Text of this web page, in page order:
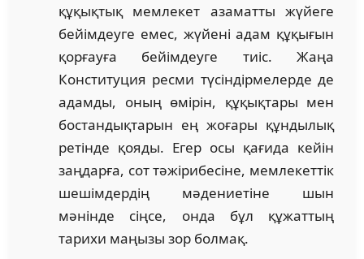
құқықтық мемлекет азаматты жүйеге
бейімдеуге емес, жүйені адам құқығын
қорғауға бейімдеуге тиіс. Жаңа
Конституция ресми түсіндірмелерде де
адамды, оның өмірін, құқықтары мен
бостандықтарын ең жоғары құндылық
ретінде қояды. Егер осы қағида кейін
заңдарға, сот тәжірибесіне, мемлекеттік
шешімдердің мәдениетіне шын
мәнінде сіңсе, онда бұл құжаттың
тарихи маңызы зор болмақ.